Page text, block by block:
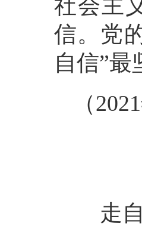
社会主
信。党
自信”最
（
走自